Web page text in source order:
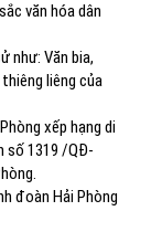
văn hóa dân
như: Văn bia,
liêng của
xếp hạng di
số 1319 /QĐ-
đoàn Hải Phòng